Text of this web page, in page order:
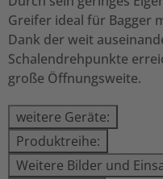
Greifer ideal für Bagger
Dank der weit
Schalendrehpunkte
große Öffnungsweite.
weitere Geräte:
Produktreihe:
Weitere Bilder und